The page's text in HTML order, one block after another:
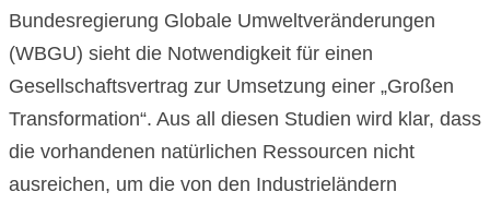
Bundesregierung Globale Umweltveränderungen
(WBGU) sieht die Notwendigkeit für einen
Gesellschaftsvertrag zur Umsetzung einer „Großen
Transformation“. Aus all diesen Studien wird klar, dass
die vorhandenen natürlichen Ressourcen nicht
ausreichen, um die von den Industrieländern